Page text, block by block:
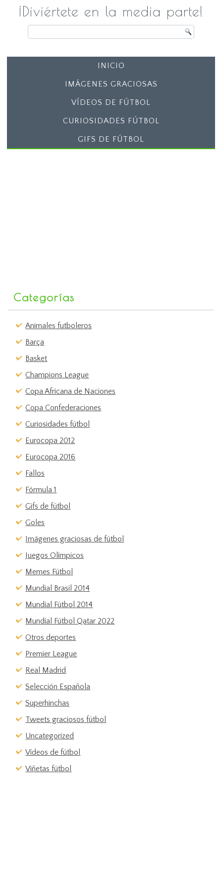
¡Diviértete en la media parte!
INICIO
IMÁGENES GRACIOSAS
VÍDEOS DE FÚTBOL
CURIOSIDADES FÚTBOL
GIFS DE FÚTBOL
Categorías
Animales futboleros
Barça
Basket
Champions League
Copa Africana de Naciones
Copa Confederaciones
Curiosidades fútbol
Eurocopa 2012
Eurocopa 2016
Fallos
Fórmula 1
Gifs de fútbol
Goles
Imágenes graciosas de fútbol
Juegos Olímpicos
Memes Fútbol
Mundial Brasil 2014
Mundial Fútbol 2014
Mundial Fútbol Qatar 2022
Otros deportes
Premier League
Real Madrid
Selección Española
Superhinchas
Tweets graciosos fútbol
Uncategorized
Vídeos de fútbol
Viñetas fútbol